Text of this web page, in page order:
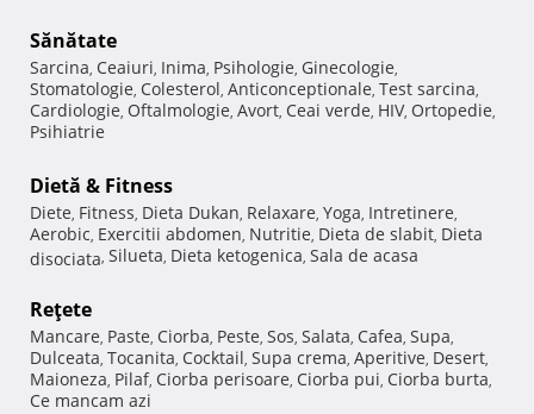
Sănătate
Sarcina, Ceaiuri, Inima, Psihologie, Ginecologie,
Stomatologie, Colesterol, Anticonceptionale, Test sarcina,
Cardiologie, Oftalmologie, Avort, Ceai verde, HIV, Ortopedie,
Psihiatrie
Dietă & Fitness
Diete, Fitness, Dieta Dukan, Relaxare, Yoga, Intretinere,
Aerobic, Exercitii abdomen, Nutritie, Dieta de slabit, Dieta
disociata, Silueta, Dieta ketogenica, Sala de acasa
Reţete
Mancare, Paste, Ciorba, Peste, Sos, Salata, Cafea, Supa,
Dulceata, Tocanita, Cocktail, Supa crema, Aperitive, Desert,
Maioneza, Pilaf, Ciorba perisoare, Ciorba pui, Ciorba burta,
Ce mancam azi